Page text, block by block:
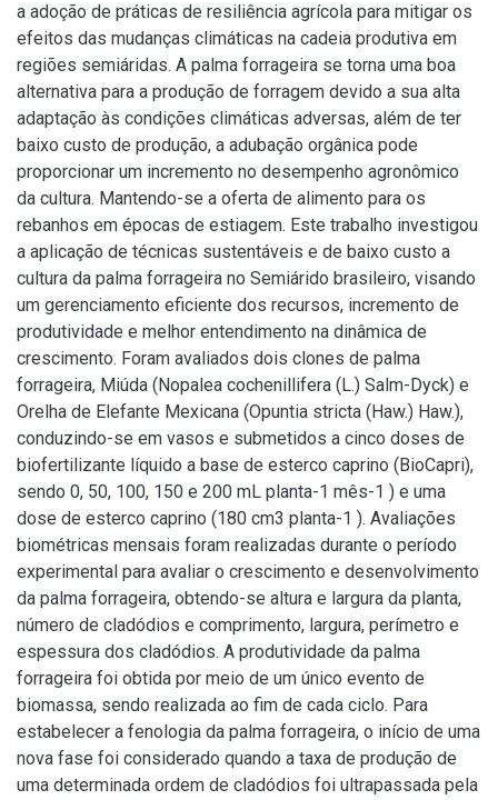
a adoção de práticas de resiliência agrícola para mitigar os
efeitos das mudanças climáticas na cadeia produtiva em
regiões semiáridas. A palma forrageira se torna uma boa
alternativa para a produção de forragem devido a sua alta
adaptação às condições climáticas adversas, além de ter
baixo custo de produção, a adubação orgânica pode
proporcionar um incremento no desempenho agronômico
da cultura. Mantendo-se a oferta de alimento para os
rebanhos em épocas de estiagem. Este trabalho investigou
a aplicação de técnicas sustentáveis e de baixo custo a
cultura da palma forrageira no Semiárido brasileiro, visando
um gerenciamento eficiente dos recursos, incremento de
produtividade e melhor entendimento na dinâmica de
crescimento. Foram avaliados dois clones de palma
forrageira, Miúda (Nopalea cochenillifera (L.) Salm-Dyck) e
Orelha de Elefante Mexicana (Opuntia stricta (Haw.) Haw.),
conduzindo-se em vasos e submetidos a cinco doses de
biofertilizante líquido a base de esterco caprino (BioCapri),
sendo 0, 50, 100, 150 e 200 mL planta-1 mês-1 ) e uma
dose de esterco caprino (180 cm3 planta-1 ). Avaliações
biométricas mensais foram realizadas durante o período
experimental para avaliar o crescimento e desenvolvimento
da palma forrageira, obtendo-se altura e largura da planta,
número de cladódios e comprimento, largura, perímetro e
espessura dos cladódios. A produtividade da palma
forrageira foi obtida por meio de um único evento de
biomassa, sendo realizada ao fim de cada ciclo. Para
estabelecer a fenologia da palma forrageira, o início de uma
nova fase foi considerado quando a taxa de produção de
uma determinada ordem de cladódios foi ultrapassada pela